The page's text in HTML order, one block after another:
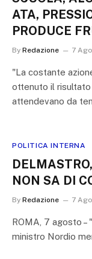
ATA,
PRODUCE
By Redazione 7
"La costante
ottenuto il risultato
attendevano da
POLITICA INTERNA
NON SA DI
By Redazione 7
ROMA, 7 agosto –
ministro Nordio